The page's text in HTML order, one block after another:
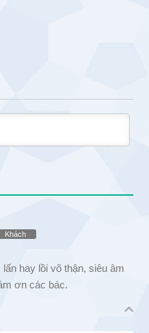
Khách
hay lồi võ thận, siêu âm
ơn các bác.